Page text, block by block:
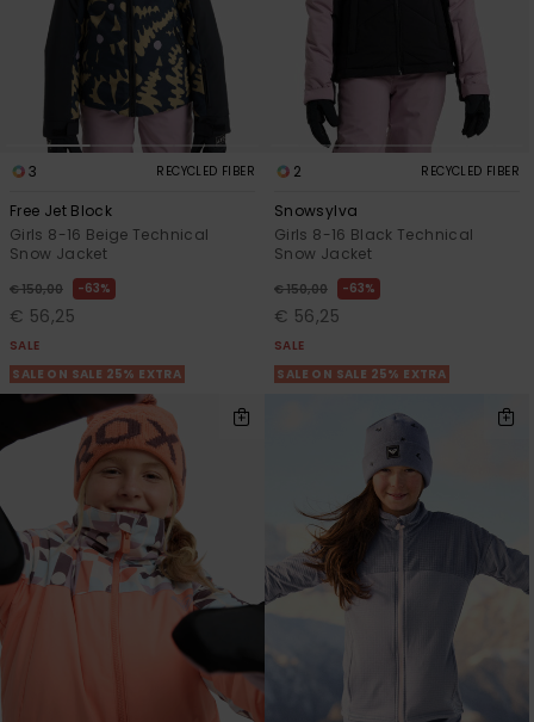
3 RECYCLED FIBER
Free Jet Block
Girls 8-16 Beige Technical
Snow Jacket
€ 150,00 63%
€ 56,25
SALE
SALE ON SALE 25% EXTRA
2 RECYCLED FIBER
Snowsylva
Girls 8-16 Black Technical
Snow Jacket
€ 150,00 63%
€ 56,25
SALE
SALE ON SALE 25% EXTRA